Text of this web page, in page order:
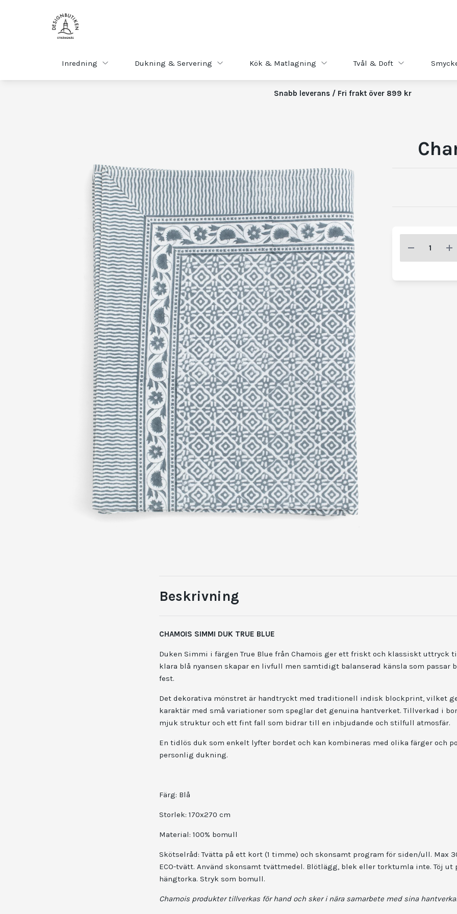
Inredning Dukning & Servering Kök & Matlagning Tvål & Doft
Snabb leverans / Fri frakt över 899 kr
Beskrivning
CHAMOIS SIMMI DUK TRUE BLUE
Duken Simmi i färgen True Blue från Chamois ger ett friskt och klassiskt uttryck
klara blå nyansen skapar en livfull men samtidigt balanserad känsla som passar
fest.
Det dekorativa mönstret är handtryckt med traditionell indisk blockprint, vilket
karaktär med små variationer som speglar det genuina hantverket. Tillverkad i
mjuk struktur och ett fint fall som bidrar till en inbjudande och stilfull atmosfär.
En tidlös duk som enkelt lyfter bordet och kan kombineras med olika färger och
personlig dukning.
Färg: Blå
Storlek: 170x270 cm
Material: 100% bomull
Skötselråd: Tvätta på ett kort (1 timme) och skonsamt program för siden/ull. Max
ECO-tvätt. Använd skonsamt tvättmedel. Blötlägg, blek eller torktumla inte. Töj ut
hängtorka. Stryk som bomull.
Chamois produkter tillverkas för hand och sker i nära samarbete med sina